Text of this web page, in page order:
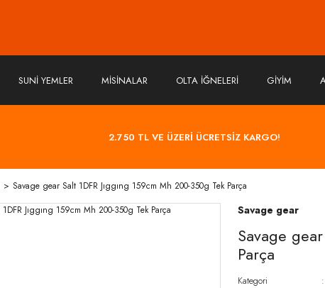
SUNİ YEMLER MİSİNALAR OLTA İĞNELERİ GİYİM
2.750 TL VE ÜZERİ ÜCRETSİZ KARGO!
Savage gear Salt 1DFR Jıggıng 159cm Mh 200-350g Tek Parça
Savage gear
Savage
Parça
Kategori